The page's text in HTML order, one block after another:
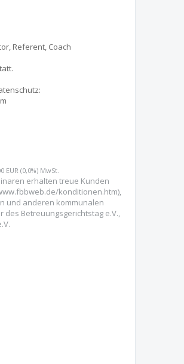
Referent, Coach
EUR (0,0%) MwSt.
erhalten treue Kunden
konditionen.htm),
und anderen kommunalen
des Betreuungsgerichtstag e.V.,